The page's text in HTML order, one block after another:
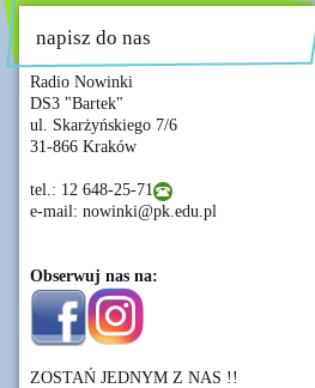
napisz do nas
Radio Nowinki
DS3 "Bartek"
ul. Skarżyńskiego 7/6
31-866 Kraków
tel.: 12 648-25-71
e-mail: nowinki@pk.edu.pl
Obserwuj nas na:
ZOSTAŃ JEDNYM Z NAS !!